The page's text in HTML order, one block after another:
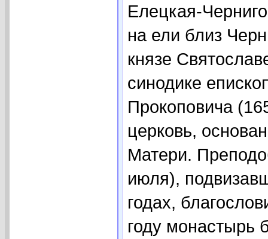
Елецкая-
на ели близ
князе
синодике
Прокоповича
церковь,
Матери.
июля),
годах,
году монастырь